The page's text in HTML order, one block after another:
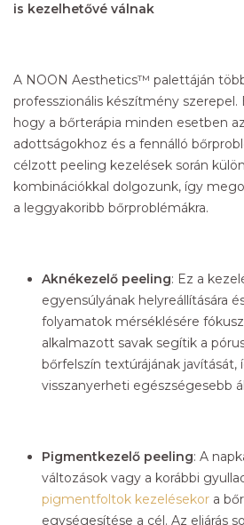
is kezelhetővé válnak
A NOON Aesthetics™ palettáján
professzionális készítmény szerepel.
hogy a bőrterápia minden esetben
adottságokhoz és a fennálló
célzott peeling kezelések során
kombinációkkal dolgozunk, így
a leggyakoribb bőrproblémákra.
Aknékezelő peeling: Ez a
egyensúlyának helyreállítására
folyamatok mérséklésére
alkalmazott savak segítik a
bőrfelszín textúrájának javítását,
visszanyerheti egészségesebb
Pigmentkezelő peeling: A
változások vagy a korábbi
pigmentfoltok kezelésekor a
egységesítése a cél. Az eljárás